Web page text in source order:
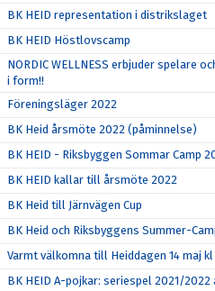
BK HEID representation i distrikslaget
BK HEID Höstlovscamp
NORDIC WELLNESS erbjuder spelare
i form!!
Föreningsläger 2022
BK Heid årsmöte 2022 (påminnelse)
BK HEID - Riksbyggen Sommar Camp
BK HEID kallar till årsmöte 2022
BK Heid till Järnvägen Cup
BK Heid och Riksbyggens Summer-
Varmt välkomna till Heiddagen 14 maj
BK HEID A-pojkar: seriespel 2021/2022